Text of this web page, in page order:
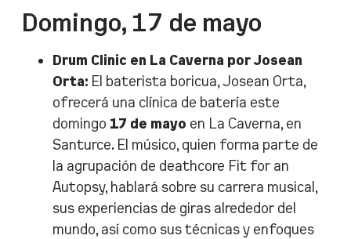
Domingo, 17 de mayo
Drum Clinic en La Caverna por Josean
Orta:El baterista boricua, Josean Orta,
ofrecerá una clínica de batería este
domingo 17 de mayo en La Caverna, en
Santurce. El músico, quien forma parte de
la agrupación de deathcore Fit for an
Autopsy, hablará sobre su carrera musical,
sus experiencias de giras alrededor del
mundo, así como sus técnicas y enfoques